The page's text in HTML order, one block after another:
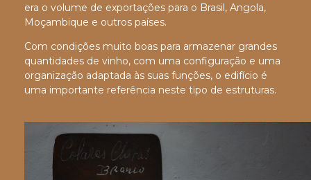
era o volume de exportações para o Brasil, Angola,
Moçambique e outros países.
Com condições muito boas para armazenar grandes
quantidades de vinho, com uma configuração e uma
organização adaptada às suas funções, o edifício é
uma importante referência neste tipo de estruturas.